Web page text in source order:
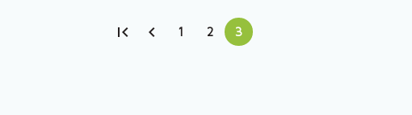
Strana
1
Strana
2
Current
3